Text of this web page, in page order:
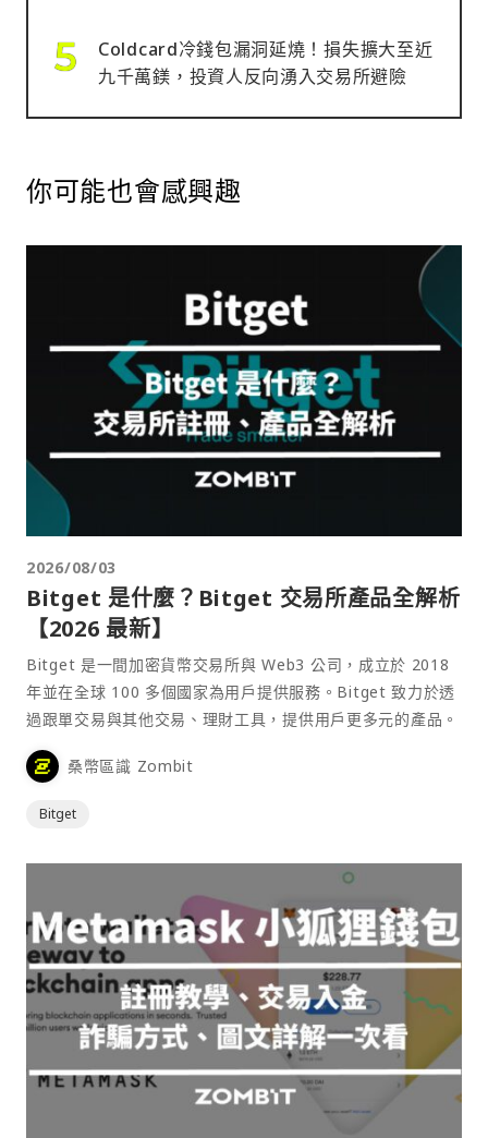
Coldcard冷錢包漏洞延燒！損失擴大至近
九千萬鎂，投資人反向湧入交易所避險
你可能也會感興趣
2026/08/03
Bitget 是什麼？Bitget 交易所產品全解析
【2026 最新】
Bitget 是一間加密貨幣交易所與 Web3 公司，成立於 2018
年並在全球 100 多個國家為用戶提供服務。Bitget 致力於透
過跟單交易與其他交易、理財工具，提供用戶更多元的產品。
桑幣區識 Zombit
Bitget